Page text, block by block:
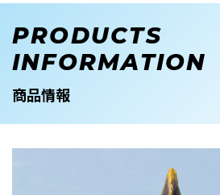
PRODUCTS
INFORMATION
商品情報